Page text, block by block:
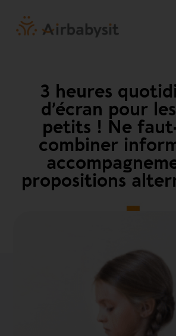
3 heures
d’écran pour
petits ! Ne
combiner
propositions